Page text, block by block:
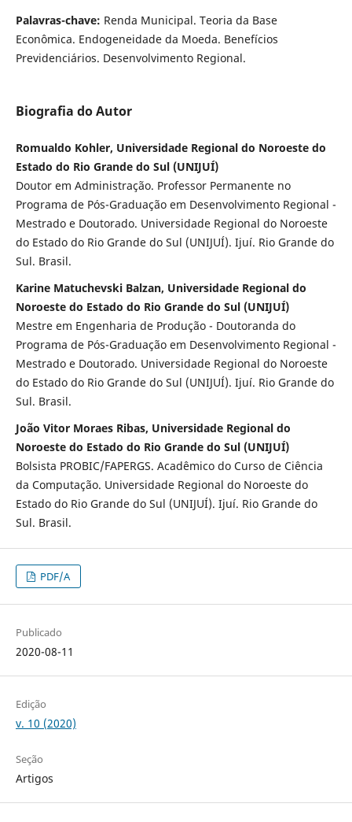
Palavras-chave: Renda Municipal. Teoria da Base
Econômica. Endogeneidade da Moeda. Benefícios
Previdenciários. Desenvolvimento Regional.
Biografia do Autor
Romualdo Kohler, Universidade Regional do Noroeste do
Estado do Rio Grande do Sul (UNIJUÍ)
Doutor em Administração. Professor Permanente no
Programa de Pós-Graduação em Desenvolvimento Regional -
Mestrado e Doutorado. Universidade Regional do Noroeste
do Estado do Rio Grande do Sul (UNIJUÍ). Ijuí. Rio Grande do
Sul. Brasil.
Karine Matuchevski Balzan, Universidade Regional do
Noroeste do Estado do Rio Grande do Sul (UNIJUÍ)
Mestre em Engenharia de Produção - Doutoranda do
Programa de Pós-Graduação em Desenvolvimento Regional -
Mestrado e Doutorado. Universidade Regional do Noroeste
do Estado do Rio Grande do Sul (UNIJUÍ). Ijuí. Rio Grande do
Sul. Brasil.
João Vitor Moraes Ribas, Universidade Regional do
Noroeste do Estado do Rio Grande do Sul (UNIJUÍ)
Bolsista PROBIC/FAPERGS. Acadêmico do Curso de Ciência
da Computação. Universidade Regional do Noroeste do
Estado do Rio Grande do Sul (UNIJUÍ). Ijuí. Rio Grande do
Sul. Brasil.
PDF/A
Publicado
2020-08-11
Edição
v. 10 (2020)
Seção
Artigos